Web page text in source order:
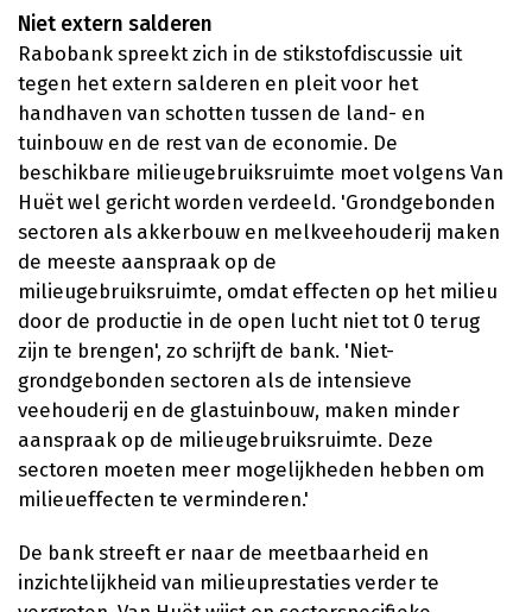
Niet extern salderen
Rabobank spreekt zich in de stikstofdiscussie uit
tegen het extern salderen en pleit voor het
handhaven van schotten tussen de land- en
tuinbouw en de rest van de economie. De
beschikbare milieugebruiksruimte moet volgens Van
Huët wel gericht worden verdeeld. 'Grondgebonden
sectoren als akkerbouw en melkveehouderij maken
de meeste aanspraak op de
milieugebruiksruimte, omdat effecten op het milieu
door de productie in de open lucht niet tot 0 terug
zijn te brengen', zo schrijft de bank. 'Niet-
grondgebonden sectoren als de intensieve
veehouderij en de glastuinbouw, maken minder
aanspraak op de milieugebruiksruimte. Deze
sectoren moeten meer mogelijkheden hebben om
milieueffecten te verminderen.'
De bank streeft er naar de meetbaarheid en
inzichtelijkheid van milieuprestaties verder te